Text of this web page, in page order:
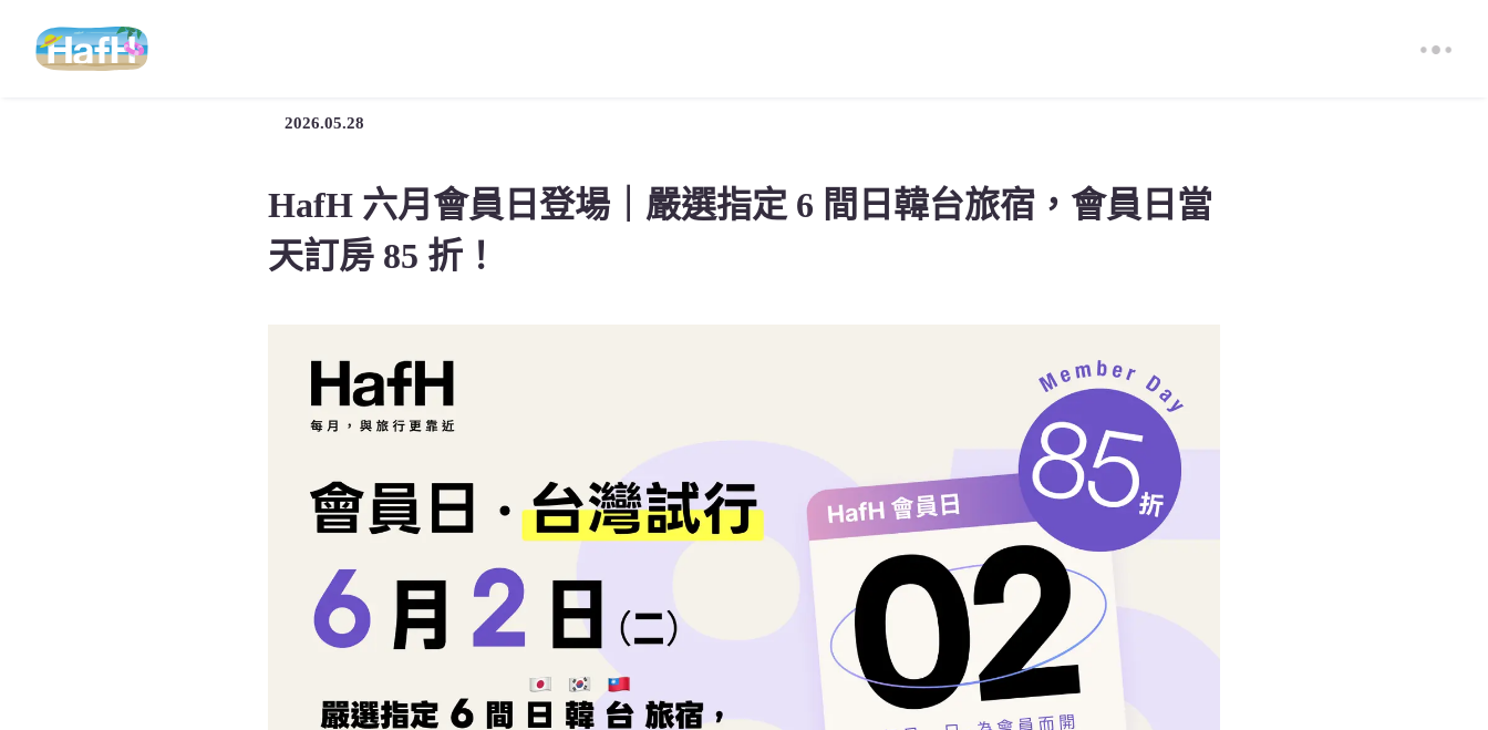
2026.05.28
HafH 六月會員日登場｜嚴選指定 6 間日韓台旅宿，會員日當
天訂房 85 折！